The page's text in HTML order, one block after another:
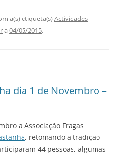
a(s) etiqueta(s)Actividades
a 04/05/2015.
dia 1 de Novembro –
a Associação Fragas
, retomando a tradição
44 pessoas, algumas